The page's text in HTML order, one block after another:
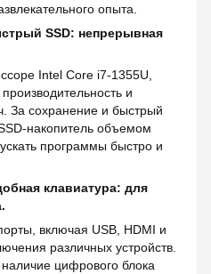
опыта.
SSD: непрерывная
Intel Core i7-1355U,
и
За сохранение и быстрый
накопитель объемом
программы быстро и
клавиатура: для
включая USB, HDMI и
различных устройств.
цифрового блока